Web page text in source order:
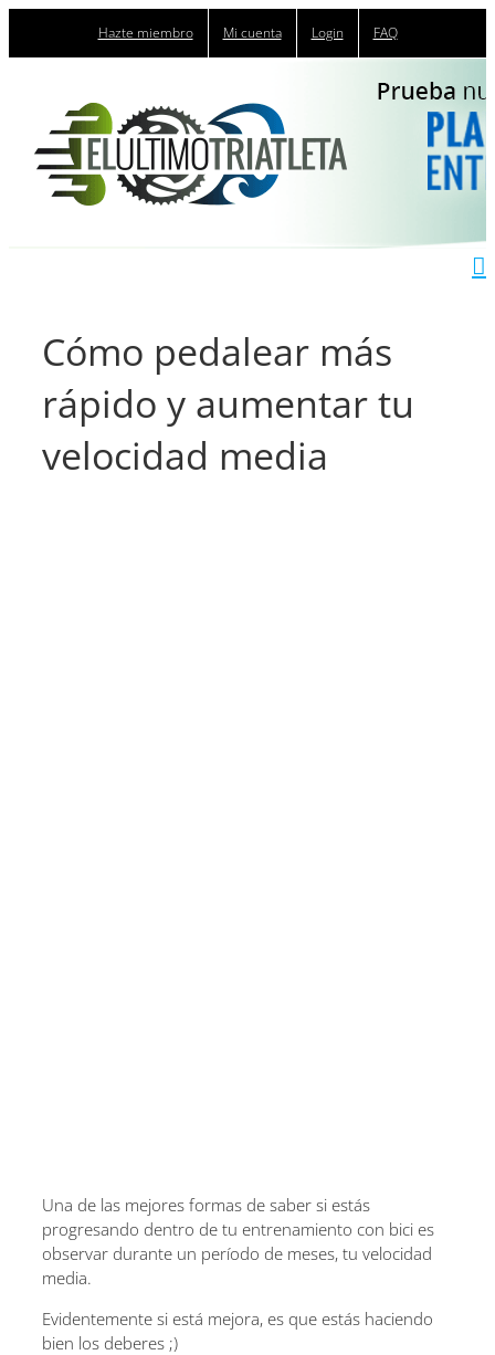
Hazte miembro Mi cuenta Login FAQ
Cómo pedalear más
rápido y aumentar tu
velocidad media
Una de las mejores formas de saber si estás
progresando dentro de tu entrenamiento con bici es
observar durante un período de meses, tu velocidad
media.
Evidentemente si está mejora, es que estás haciendo
bien los deberes ;)